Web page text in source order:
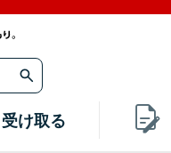
受け取る